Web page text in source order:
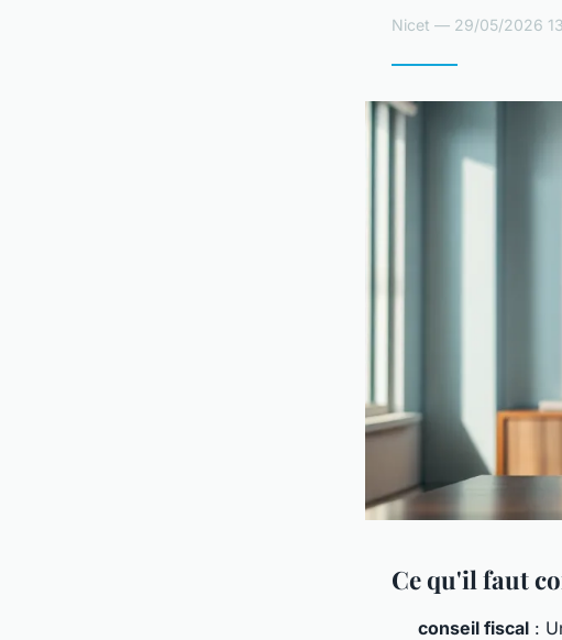
Nicet — 29/05/2026
Ce qu'il faut
conseil fiscal :